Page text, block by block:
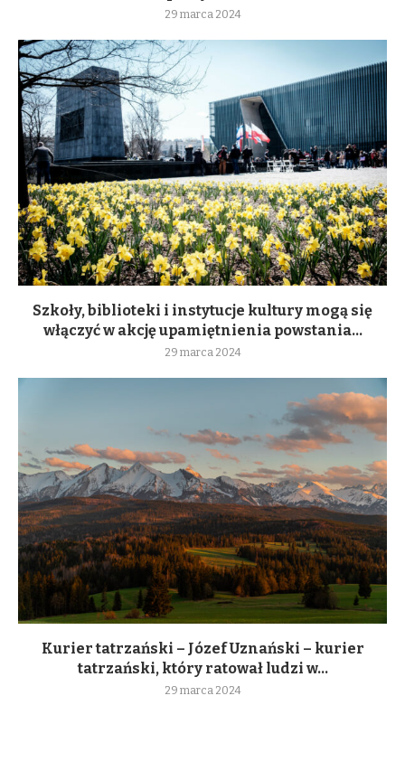
29 marca 2024
Szkoły, biblioteki i instytucje kultury mogą się
włączyć w akcję upamiętnienia powstania...
29 marca 2024
Kurier tatrzański – Józef Uznański – kurier
tatrzański, który ratował ludzi w...
29 marca 2024